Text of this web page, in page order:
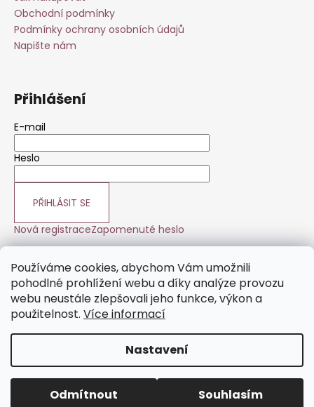
Používáme cookies, abychom Vám umožnili
pohodlné prohlížení webu a díky analýze provozu
webu neustále zlepšovali jeho funkce, výkon a
použitelnost. Více informací
Nastavení
Odmítnout Souhlasím
Vážení zákazníci, vzhledem k rostoucím cenám vstupních
materiálů a cenám zpracování, jsme museli od 23.10.2024
zvýšit ceny našich produktů, abychom zachovali jejich
Obchodní podmínky
Podmínky ochrany osobních údajů
Napište nám
Přihlášení
E-mail
Heslo
PŘIHLÁSIT SE
Nová registraceZapomenuté heslo
Česká hobbyhorsingová federace Stolařství K+S s.r.o.
Copyright 2026Hobby Jump by Milton. Všechna práva
vyhrazena.
Upravit nastavení cookies